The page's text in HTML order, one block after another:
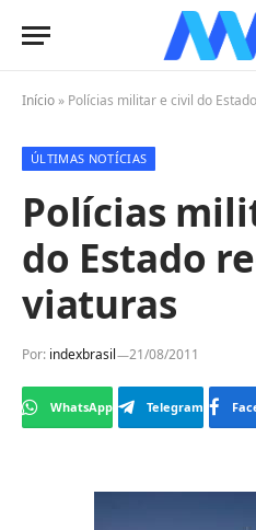
Início » Polícias militar e civil do
ÚLTIMAS NOTÍCIAS
Polícias
do Estado
viaturas
Por: indexbrasil 21/08/2011
WhatsApp Telegram